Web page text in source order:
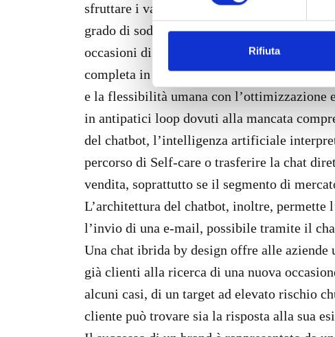
z
i
e
d
e
c
o
n
e
n
s
Rifiuta
sfruttare i vantaggi di tutte le componenti,
grado di soddisfare le istanze di care sia
occasioni di vendita, limitando inoltre i
completa in grado di bilanciare i pro e i
e la flessibilità umana con
in antipatici loop dovuti alla mancata
del chatbot, l’intelligenza artificiale
percorso di Self-care o trasferire la chat
vendita, soprattutto se il segmento di
L’architettura del chatbot, inoltre,
l’invio di una e-mail, possibile tramite il
Una chat ibrida by design offre alle
già clienti alla ricerca di una nuova
alcuni casi, di un target ad elevato rischio
cliente può trovare sia la risposta alla sua